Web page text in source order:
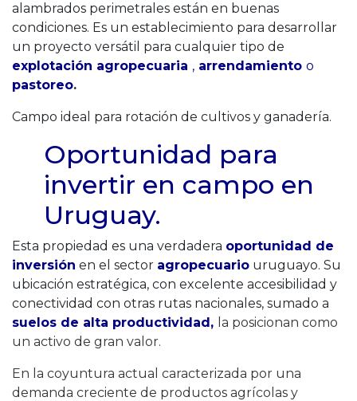
alambrados perimetrales están en buenas
condiciones. Es un establecimiento para desarrollar
un proyecto versátil para cualquier tipo de
explotación agropecuaria , arrendamiento o
pastoreo.
Campo ideal para rotación de cultivos y ganadería.
Oportunidad para
invertir en campo en
Uruguay.
Esta propiedad es una verdadera oportunidad de
inversión en el sector agropecuario uruguayo. Su
ubicación estratégica, con excelente accesibilidad y
conectividad con otras rutas nacionales, sumado a
suelos de alta productividad, la posicionan como
un activo de gran valor.
En la coyuntura actual caracterizada por una
demanda creciente de productos agrícolas y